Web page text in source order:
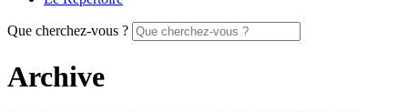
Que cherchez-vous ?
Archive